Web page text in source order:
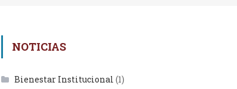
NOTICIAS
Bienestar Institucional (1)